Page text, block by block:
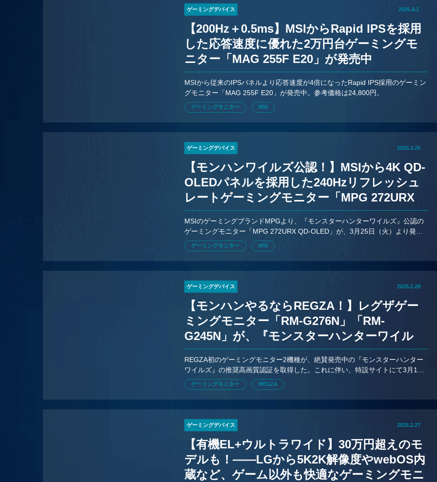
ゲーミングデバイス 2025.4.1
【200Hz＋0.5ms】MSIからRapid IPSを採用
した応答速度に優れた2万円台ゲーミングモ
ニター「MAG 255F E20」が発売中
MSIから従来のIPSパネルより応答速度が4倍になったRapid IPS採用のゲーミン
グモニター「MAG 255F E20」が発売中。参考価格は24,800円。
ゲーミングモニター MSI
ゲーミングデバイス 2025.3.25
【モンハンワイルズ公認！】MSIから4K QD-
OLEDパネルを採用した240Hzリフレッシュ
レートゲーミングモニター「MPG 272URX
QD-OLED」が発売中
MSIのゲーミングブランドMPGより、『モンスターハンターワイルズ』公認の
ゲーミングモニター「MPG 272URX QD-OLED」が、3月25日（火）より発
売。参考価格は197,800円。
ゲーミングモニター MSI
ゲーミングデバイス 2025.2.28
【モンハンやるならREGZA！】レグザゲー
ミングモニター「RM-G276N」「RM-
G245N」が、『モンスターハンターワイル
ズ』推奨高画質認証取得
REGZA初のゲーミングモニター2機種が、絶賛発売中の『モンスターハンター
ワイルズ』の推奨高画質認証を取得した。これに伴い、特設サイトにて3月1日
（土）17時にマルチプレー動画の第二弾を公開予定。
ゲーミングモニター REGZA
ゲーミングデバイス 2025.2.27
【有機EL+ウルトラワイド】30万円超えのモ
デルも！——LGから5K2K解像度やwebOS内
蔵など、ゲーム以外も快適なゲーミングモニ